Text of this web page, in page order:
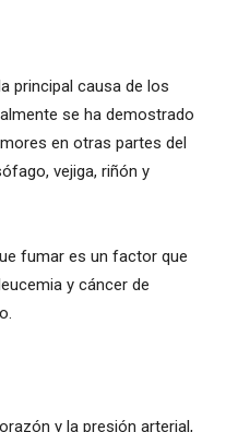
principal causa de los
se ha demostrado
en otras partes del
vejiga, riñón y
fumar es un factor que
y cáncer de
y la presión arterial,